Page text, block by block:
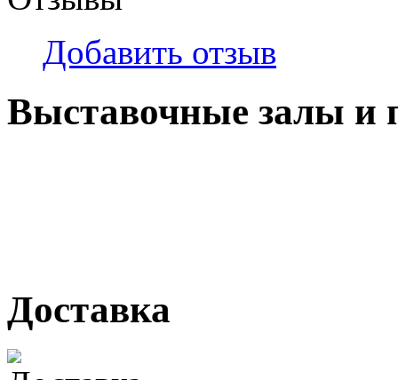
Добавить отзыв
Выставочные залы и
Доставка